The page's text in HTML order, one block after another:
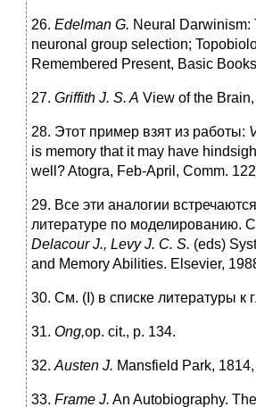
26. Edelman G. Neural Darwinism:
neuronal group selection;
Remembered Present, Basic
27. Griffith J. S. A View of the
28. Этот пример взят из работы:
is memory that it may have
well? Atogra, Feb-April, Comm.
29. Все эти аналогии
литературе по моделированию.
Delacour J., Levy J. С. S. (eds)
and Memory Abilities. Elsevier,
30. См. (I) в списке литературы к
31. Ong,op. cit., p. 134.
32. Austen J. Mansfield Park,
33. Frame J. An Autobiography.